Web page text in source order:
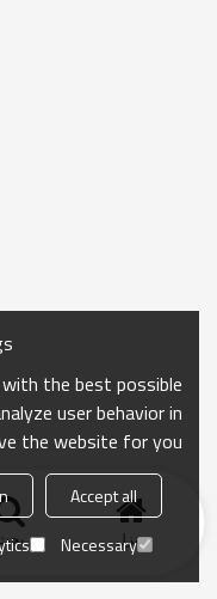
منزل
the best possible
user behavior in
the website for you.
Accept all
Necessary